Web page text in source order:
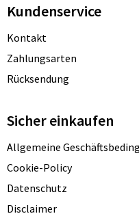
Kundenservice
Kontakt
Zahlungsarten
Rücksendung
Sicher einkaufen
Allgemeine
Cookie-Policy
Datenschutz
Disclaimer